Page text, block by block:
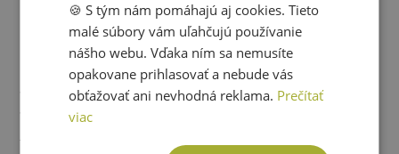
Early Days
Tyrkysovo-limetkové plátenné
šaty s kvietkami Early Days
92
3,87 €
Early Days
Bielo-neónově ružové pruhované
ENGLISH
🍪 S tým nám pomáhajú aj cookies. Tieto
malé súbory vám uľahčujú používanie
nášho webu. Vďaka ním sa nemusíte
opakovane prihlasovať a nebude vás
obťažovať ani nevhodná reklama. Prečítať
viac